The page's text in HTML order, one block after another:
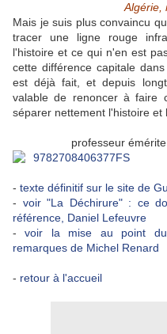
Algérie,
Mais je suis plus convaincu
tracer une ligne rouge
l'histoire et ce qui n'en est
cette différence capitale
est déjà fait, et depuis
valable de renoncer à faire
séparer nettement l'histoire et
professeur
- texte définitif sur le site de
- voir "La Déchirure" : ce
référence, Daniel Lefeuvre
-voir la mise au point
remarques de Michel Renard
- retour à l'accueil